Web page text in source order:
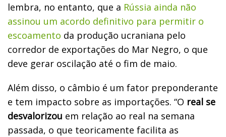
lembra, no entanto, que a Rússia ainda não
assinou um acordo definitivo para permitir o
escoamento da produção ucraniana pelo
corredor de exportações do Mar Negro, o que
deve gerar oscilação até o fim de maio.
Além disso, o câmbio é um fator preponderante
e tem impacto sobre as importações. “O real se
desvalorizou em relação ao real na semana
passada, o que teoricamente facilita as